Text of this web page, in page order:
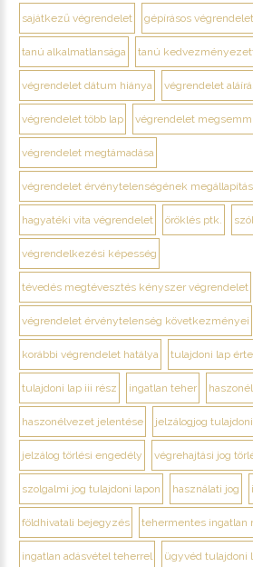
sajátkezű végrendelet gépírásos végrendelet
tanú alkalmatlansága tanú
végrendelet dátum hiánya végrendelet
végrendelet több lap végrendelet
végrendelet megtámadása
végrendelet érvénytelenségének
hagyatéki vita végrendelet öröklés ptk.
végrendelkezési képesség
tévedés megtévesztés kényszer végrendelet
végrendelet érvénytelenség következményei
korábbi végrendelet hatálya tulajdoni lap
tulajdoni lap iii rész ingatlan teher
haszonélvezet jelentése jelzálogjog
jelzálog törlési engedély végrehajtási jog
szolgalmi jog tulajdoni lapon használati jog
földhivatali bejegyzés tehermentes ingatlan
ingatlan adásvétel teherrel ügyvéd tulajdoni